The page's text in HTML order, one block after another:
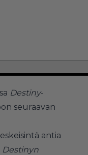
Destiny-
seuraavan
antia
Destinyn